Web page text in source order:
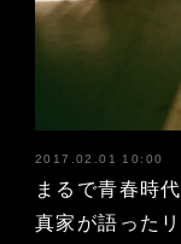
2017.02.01 10:00
まるで青春時
真家が語った